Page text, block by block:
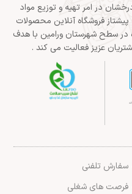
در امر تهیه و توزیع مواد
فروشگاه آنلاین محصولات
در سطح شهرستان ورامین با هدف
عزیز فعالیت می کند .
سفارش تلفنی
فرصت های شغلی